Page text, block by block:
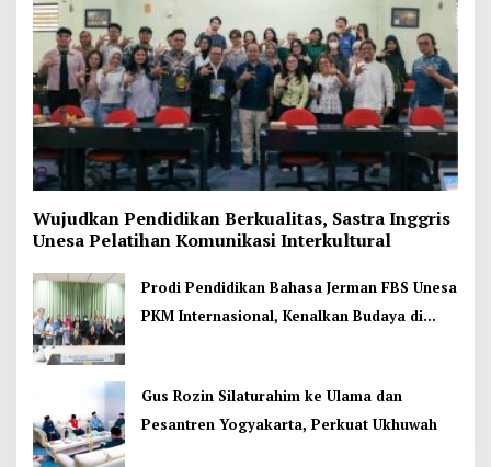
Wujudkan Pendidikan Berkualitas, Sastra Inggris
Unesa Pelatihan Komunikasi Interkultural
Prodi Pendidikan Bahasa Jerman FBS Unesa
PKM Internasional, Kenalkan Budaya di
Gus Rozin Silaturahim ke Ulama dan
Pesantren Yogyakarta, Perkuat Ukhuwah